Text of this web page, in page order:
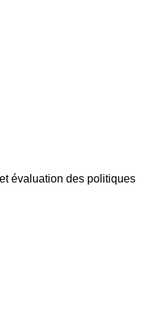
évaluation des politiques